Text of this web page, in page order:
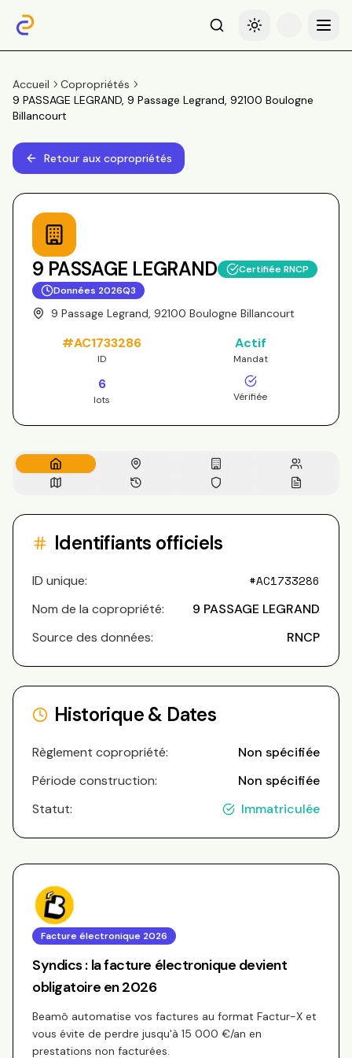
RechercheBasculer le thème
Menu
Accueil
Copropriétés
9 PASSAGE LEGRAND, 9 Passage Legrand, 92100 Boulogne
Billancourt
Retour aux copropriétés
9 PASSAGE LEGRAND
Certifiée RNCP
Données 2026Q3
9 Passage Legrand, 92100 Boulogne Billancourt
#AC1733286
ID
Actif
Mandat
6
lots Vérifiée
Identifiants officiels
ID unique: #AC1733286
Nom de la copropriété:
9 PASSAGE LEGRAND
Source des données:
RNCP
Historique & Dates
Règlement copropriété:
Non spécifiée
Période construction:
Non spécifiée
Statut:
Immatriculée
Facture électronique 2026
Syndics : la facture électronique devient
obligatoire en 2026
Beamô automatise vos factures au format Factur-X et
vous évite de perdre jusqu'à 15 000 €/an en
prestations non facturées.